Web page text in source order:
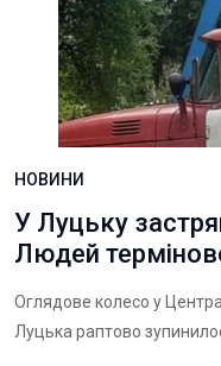
НОВИНИ
У Луцьку
Людей
Оглядове колесо у
Луцька раптово